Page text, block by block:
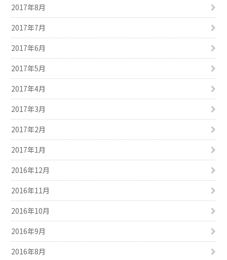
2017年8月
2017年7月
2017年6月
2017年5月
2017年4月
2017年3月
2017年2月
2017年1月
2016年12月
2016年11月
2016年10月
2016年9月
2016年8月